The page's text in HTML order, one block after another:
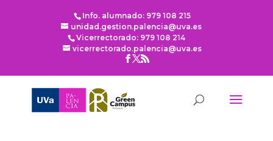
Info. alumnado: 979 108 215
unidad.gestion.palencia@uva.es
Vicerrectorado: 979 108 214
vicerrectorado.palencia@uva.es